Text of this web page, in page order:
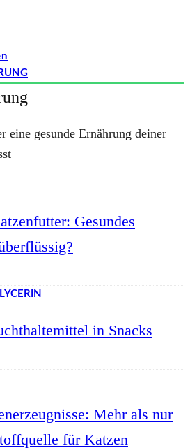
eine gesunde Ernährung deiner
Gesundes
in Snacks
Mehr als nur
für Katzen